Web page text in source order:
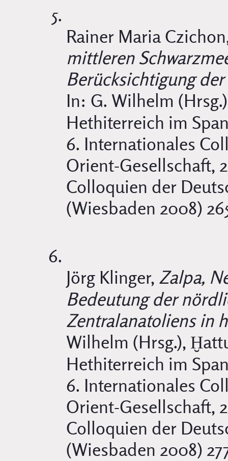
Rainer Maria
mittleren
Berücksichtigung
In: G. Wilhelm
Hethiterreich im
6. Internationales
Orient-Gesellschaft,
Colloquien der
(Wiesbaden 2008)
Jörg Klinger, Zalpa,
Bedeutung der
Zentralanatoliens in
Wilhelm (Hrsg.),
Hethiterreich im
6. Internationales
Orient-Gesellschaft,
Colloquien der
(Wiesbaden 2008)